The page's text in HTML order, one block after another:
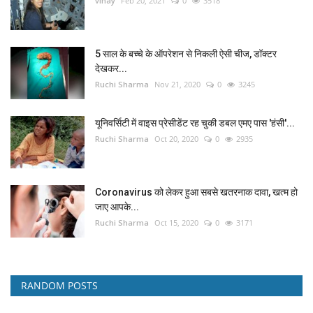
5 साल के बच्चे के ऑपरेशन से निकली ऐसी चीज, डॉक्टर
देखकर...
Ruchi Sharma Nov 21, 2020 0 3245
यूनिवर्सिटी में वाइस प्रेसीडेंट रह चुकी डबल एमए पास 'हंसी'...
Ruchi Sharma Oct 20, 2020 0 2935
Coronavirus को लेकर हुआ सबसे खतरनाक दावा, खत्म हो
जाए आपके...
Ruchi Sharma Oct 15, 2020 0 3171
RANDOM POSTS